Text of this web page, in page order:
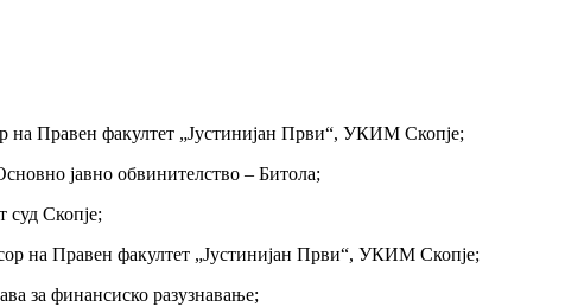
на Правен факултет „Јустинијан Први“, УКИМ Скопје;
јавно обвинителство – Битола;
суд Скопје;
на Правен факултет „Јустинијан Први“, УКИМ Скопје;
за финансиско разузнавање;